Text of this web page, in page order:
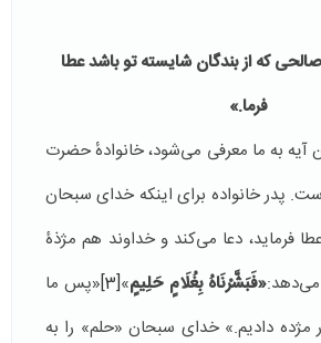
صالحی که از بندگان شایسته تو باشد عطا
فرما.»
آیه به ما معرفی می‌شود، خانوادهٔ حضرت
است. پدر خانواده برای اینکه خدای سبحان
فرماید، دعا می‌کند و خداوند هم مژذۀ
می‌دهد:«فَبَشَّرْنَاهُ بِغُلَامٍ حَلِيمٍ»
[3]
«پس ما
مژده دادیم.» خدای سبحان «حلم» را به